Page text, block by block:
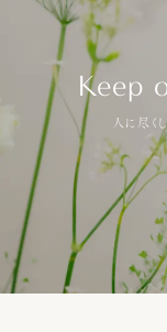
Keep
人に尽く